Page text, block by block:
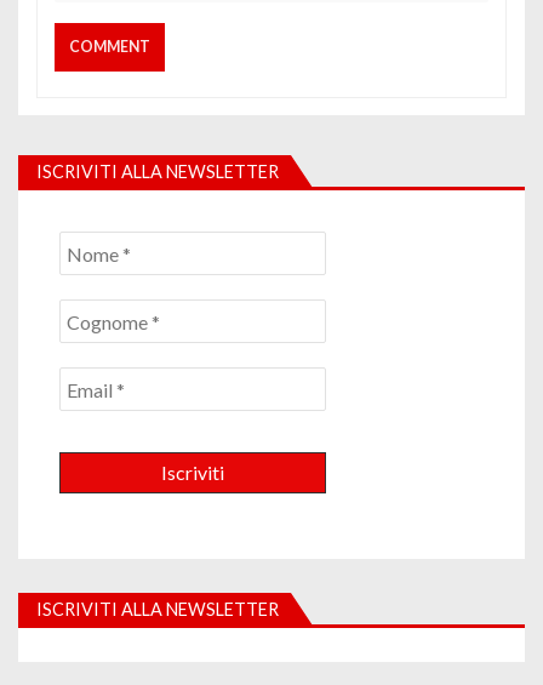
ISCRIVITI ALLA NEWSLETTER
ISCRIVITI ALLA NEWSLETTER